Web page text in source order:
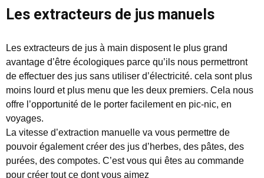
Les extracteurs de jus manuels
Les extracteurs de jus à main disposent le plus grand
avantage d’être écologiques parce qu’ils nous permettront
de effectuer des jus sans utiliser d’électricité. cela sont plus
moins lourd et plus menu que les deux premiers. Cela nous
offre l’opportunité de le porter facilement en pic-nic, en
voyages.
La vitesse d’extraction manuelle va vous permettre de
pouvoir également créer des jus d’herbes, des pâtes, des
purées, des compotes. C’est vous qui êtes au commande
pour créer tout ce dont vous aimez